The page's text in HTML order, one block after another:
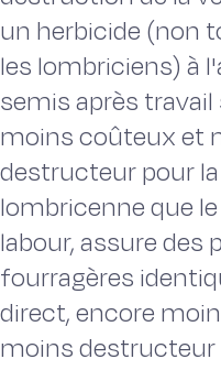
un herbicide (non
les lombriciens) à
semis après
moins coûteux et
destructeur pour
lombricenne que
labour, assure des
fourragères
direct, encore
moins destructeur